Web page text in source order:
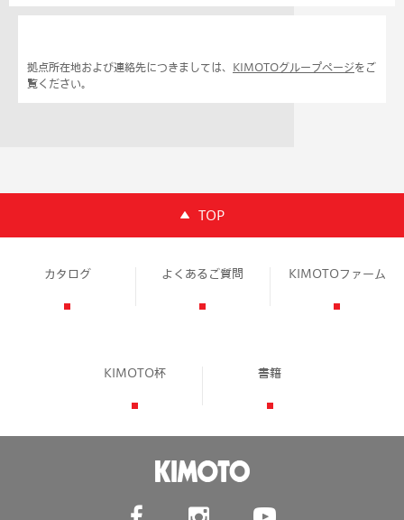
拠点所在地および連絡先につきましては、 KIMOTOグループページをご
覧ください。
TOP
カタログ よくあるご質問 KIMOTOファーム
KIMOTO杯 書籍